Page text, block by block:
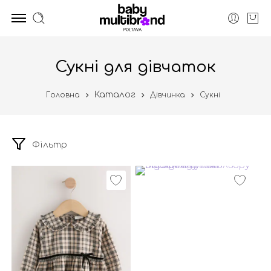
Сукні для дівчаток
Головна Каталог Дівчинка Сукні
Фільтр